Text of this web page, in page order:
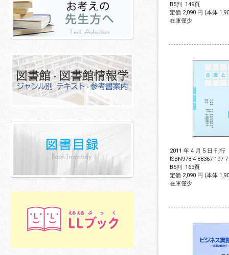
B5判 149頁
定価 2,090 円 (本体
在庫僅少
2011 年 4 月 5 日 刊行
ISBN978-4-88367-197-7
B5判 163頁
定価 2,090 円 (本体
在庫僅少